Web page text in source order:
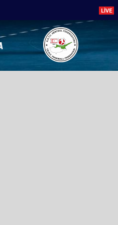
LIVE